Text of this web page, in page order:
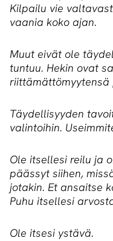
Kilpailu vie
vaania koko ajan.
Muut eivät ole
tuntuu. Hekin ovat
Täydellisyyden
valintoihin.
Ole itsellesi reilu ja
päässyt siihen,
jotakin. Et ansaitse
Puhu itsellesi
Ole itsesi ystävä.